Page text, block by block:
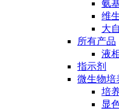
氨
维
大
所有产品
液
指示剂
微生物培
培
显